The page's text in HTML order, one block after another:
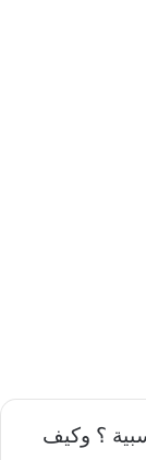
؟ وكيف